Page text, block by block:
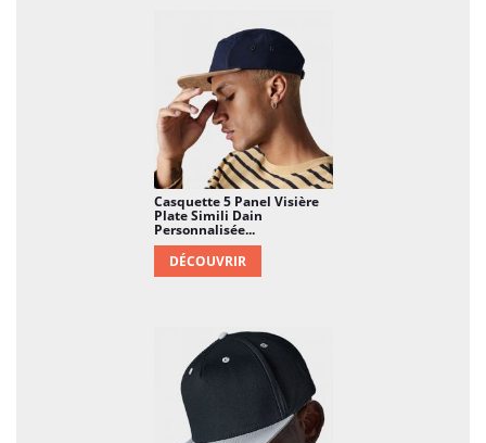
Casquette 5 Panel Visière
Plate Simili Dain
Personnalisée...
DÉCOUVRIR